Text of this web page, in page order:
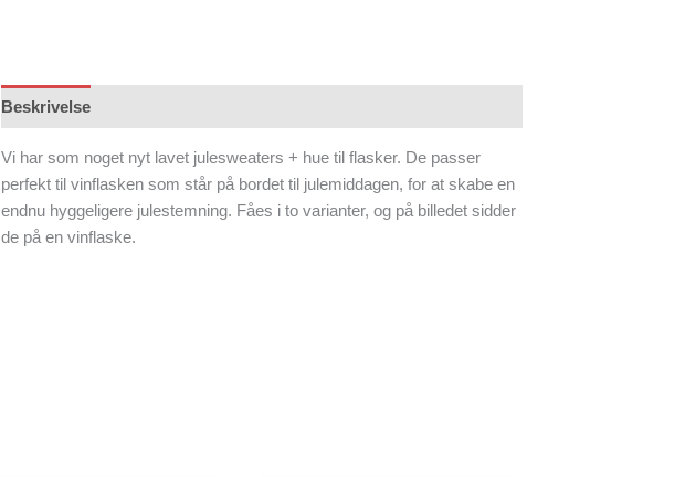
Beskrivelse
Vi har som noget nyt lavet julesweaters + hue til flasker. De passer
perfekt til vinflasken som står på bordet til julemiddagen, for at skabe en
endnu hyggeligere julestemning. Fåes i to varianter, og på billedet sidder
de på en vinflaske.